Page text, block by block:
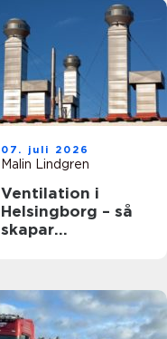
07. juli 2026
Malin Lindgren
Ventilation i
Helsingborg – så
skapar